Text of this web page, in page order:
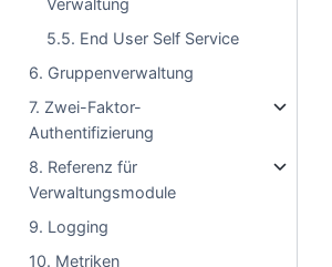
Verwaltung
5.5. End User Self Service
6. Gruppenverwaltung
7. Zwei-Faktor-
Authentifizierung
8. Referenz für
Verwaltungsmodule
9. Logging
10. Metriken